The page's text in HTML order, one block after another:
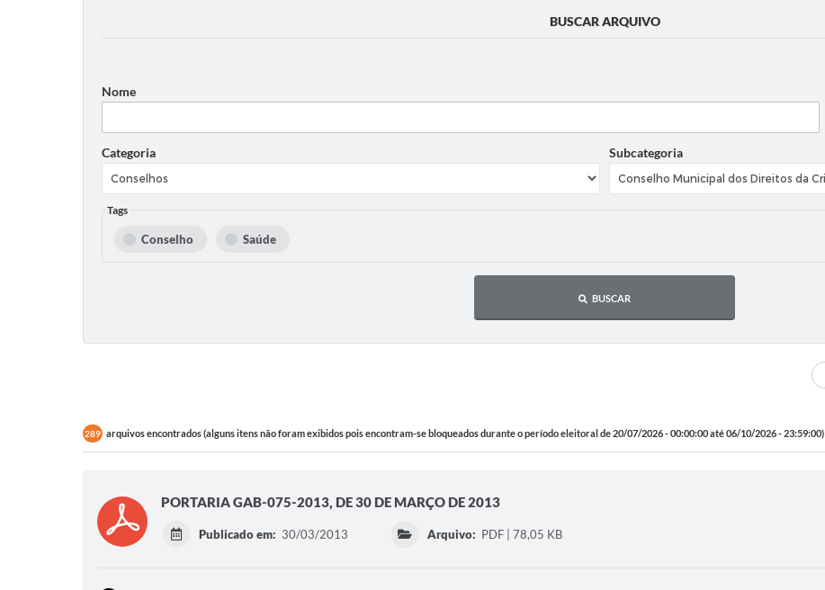
BUSCAR ARQUIVO
Nome
Categoria Subcategoria
Tags
Conselho Saúde
BUSCAR
289 arquivos encontrados (alguns itens não foram exibidos pois encontram-se bloqueados durante o período eleitoral de 20/07/2026 - 00:00:00 até 06/10/2026 - 23:59:00)
PORTARIA GAB-075-2013, DE 30 DE MARÇO DE 2013
Publicado em: 30/03/2013 Arquivo: PDF | 78,05 KB